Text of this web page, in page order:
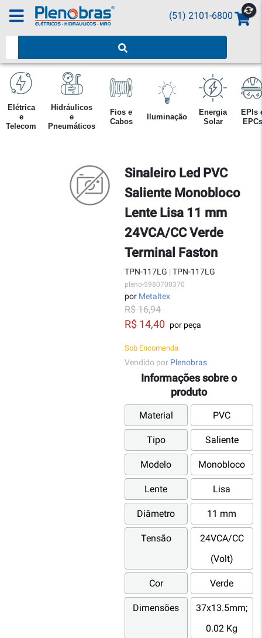
(51) 2101-6800
Elétrica
e
Telecom
Hidráulicos
e
Pneumáticos
Fios e
Cabos
Iluminação
Energia
Solar
EPIs
EPCs
Sinaleiro Led PVC
Saliente Monobloco
Lente Lisa 11 mm
24VCA/CC Verde
Terminal Faston
TPN-117LG | TPN-117LG
pleno-5980700370
por Metaltex
R$ 16,94
R$ 14,40 por peça
Sob Encomenda
Vendido por Plenobras
Informações sobre o
produto
Material PVC
Tipo Saliente
Modelo Monobloco
Lente Lisa
Diâmetro 11 mm
Tensão
24VCA/CC
(Volt)
Cor Verde
Dimensões
37x13.5mm;
0.02 Kg